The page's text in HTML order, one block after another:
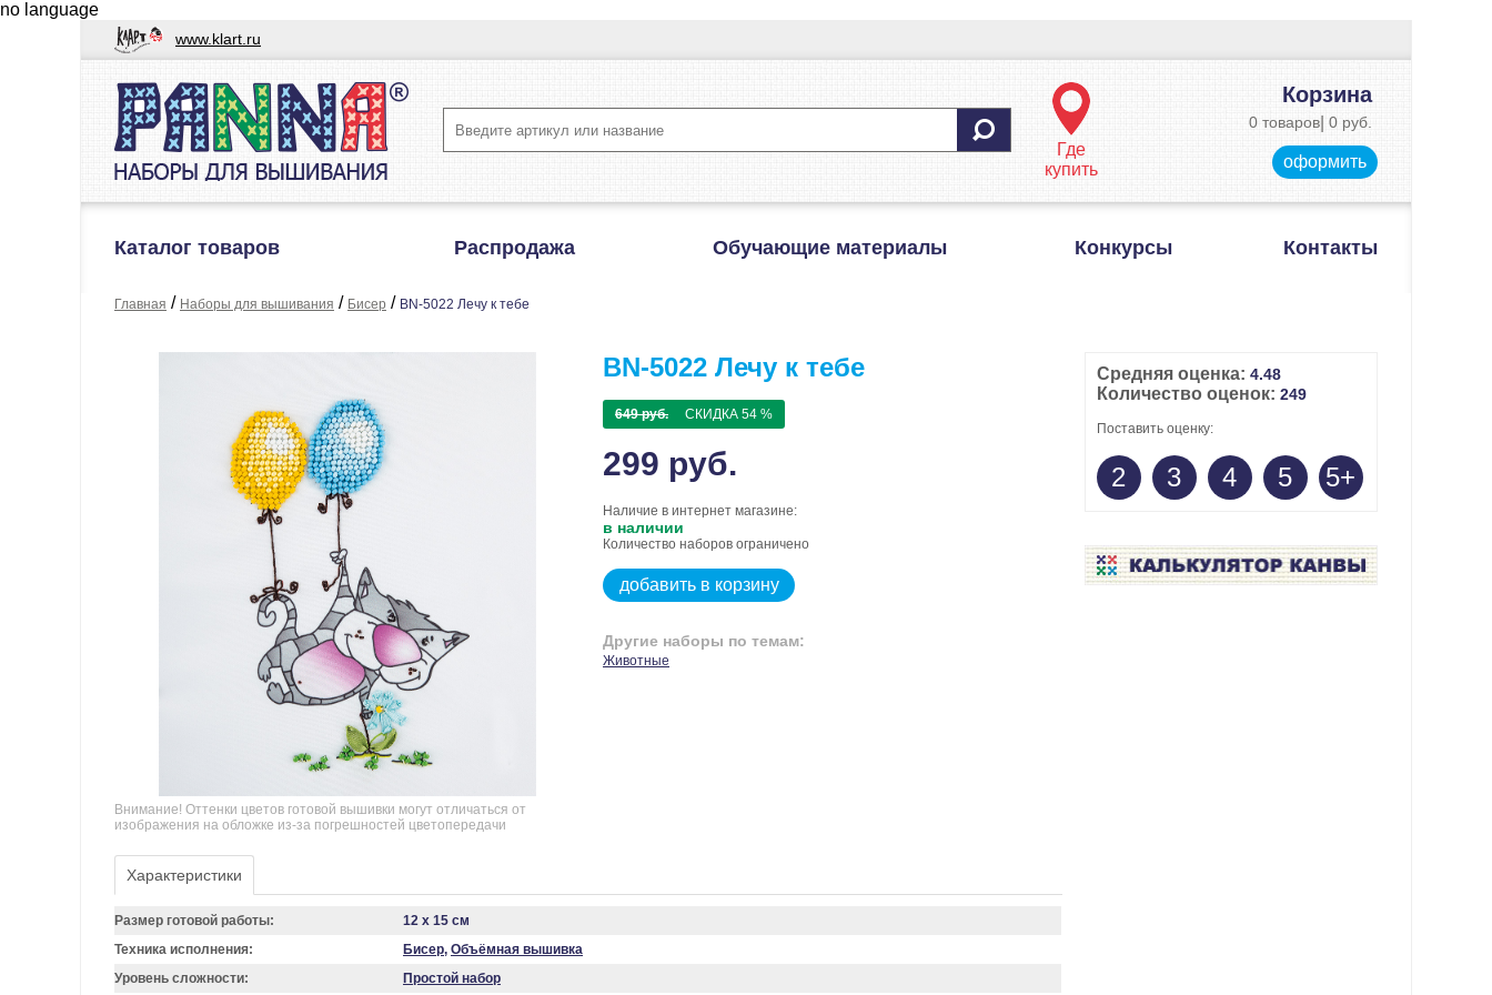
no language
www.klart.ru
Где
купить
Корзина
0 товаров 0 руб.
оформить
Каталог товаров Распродажа Обучающие материалы Конкурсы Контакты
Главная / Наборы для вышивания / Бисер / BN-5022 Лечу к тебе
Внимание! Оттенки цветов готовой вышивки могут отличаться от
изображения на обложке из-за погрешностей цветопередачи
BN-5022 Лечу к тебе
649 руб. СКИДКА 54 %
299 руб.
Наличие в интернет магазине:
в наличии
Количество наборов ограничено
добавить в корзину
Другие наборы по темам:
Животные
Характеристики
Размер готовой работы:
12 x 15 см
Техника исполнения:
Бисер, Объёмная вышивка
Уровень сложности:
Простой набор
Средняя оценка: 4.48
Количество оценок: 249
Поставить оценку:
2 3 4 5 5+